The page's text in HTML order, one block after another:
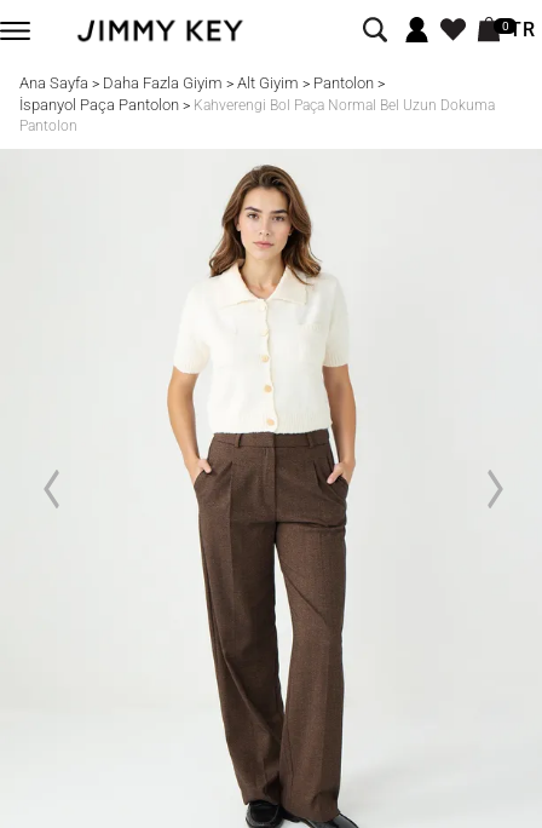
0TR
Ana Sayfa > Daha Fazla Giyim > Alt Giyim > Pantolon>
İspanyol Paça Pantolon> Kahverengi Bol Paça Normal Bel Uzun Dokuma
Pantolon